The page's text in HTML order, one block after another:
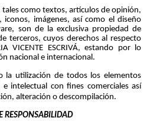
como textos, artículos de opinión,
imágenes, así como el diseño
son de la exclusiva propiedad de
terceros, cuyos derechos al respecto
VICENTE ESCRIVÁ, estando por lo
nacional e internacional.
la utilización de todos los elementos
intelectual con fines comerciales así
alteración o descompilación.
RESPONSABILIDAD